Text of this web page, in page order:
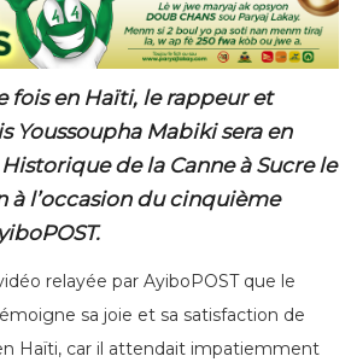
fois en Haïti, le rappeur et
Youssoupha Mabiki sera en
de la Canne à Sucre le
l’occasion du cinquième
relayée par AyiboPOST que le
sa joie et sa satisfaction de
Haïti, car il attendait impatiemment